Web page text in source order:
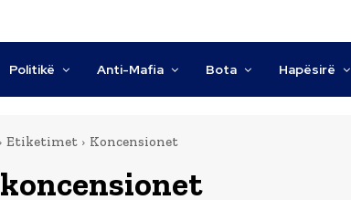
Politikë Anti-Mafia Bota Hapësirë
Etiketimet Koncensionet
koncensionet